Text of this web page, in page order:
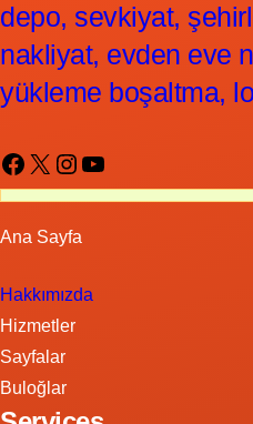
depo, sevkiyat,
nakliyat, evden eve
yükleme boşaltma,
Facebook X Instagram YouTube
Ana Sayfa
Hakkımızda
Hizmetler
Sayfalar
Buloğlar